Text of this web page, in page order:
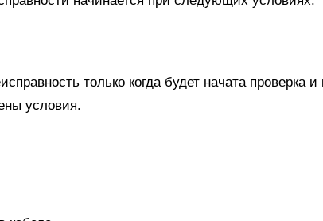
только когда будет начата проверка и
условия.